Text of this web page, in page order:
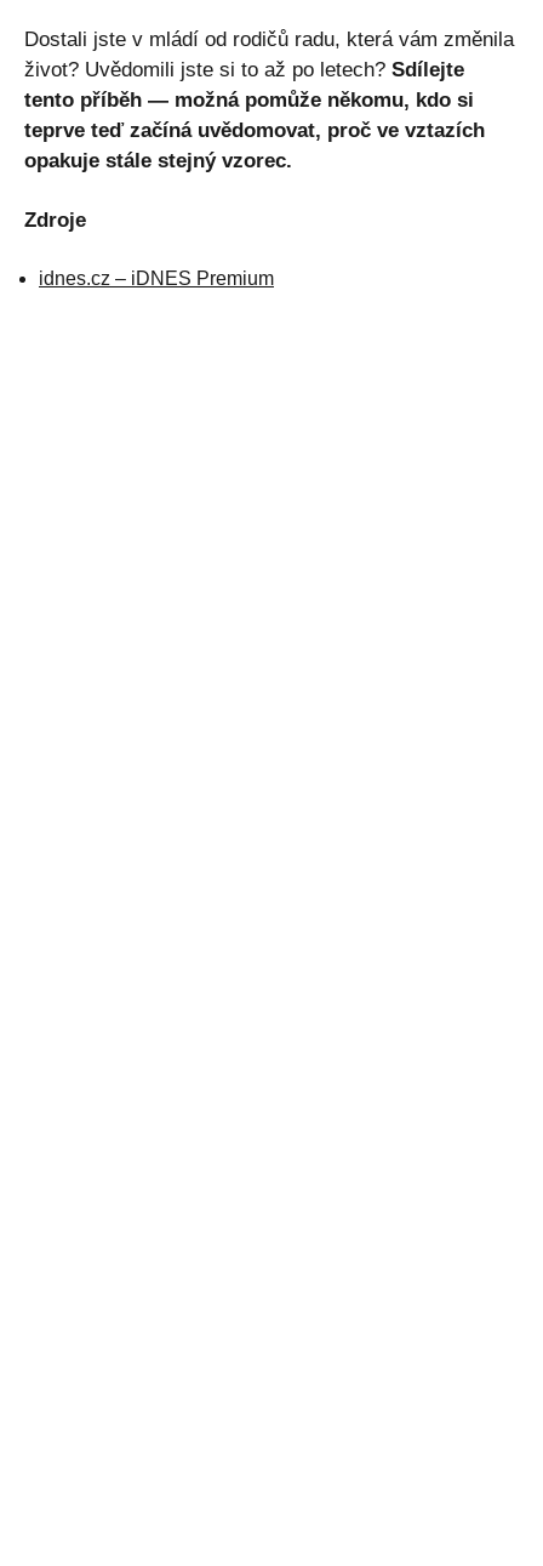
Dostali jste v mládí od rodičů radu, která vám změnila
život? Uvědomili jste si to až po letech? Sdílejte
tento příběh — možná pomůže někomu, kdo si
teprve teď začíná uvědomovat, proč ve vztazích
opakuje stále stejný vzorec.
Zdroje
idnes.cz – iDNES Premium